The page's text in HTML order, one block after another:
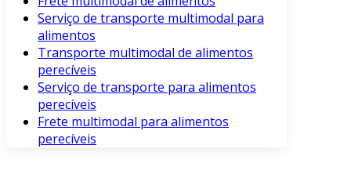
Serviço de transporte multimodal para
alimentos
Transporte multimodal de alimentos
perecíveis
Serviço de transporte para alimentos
perecíveis
Frete multimodal para alimentos
perecíveis